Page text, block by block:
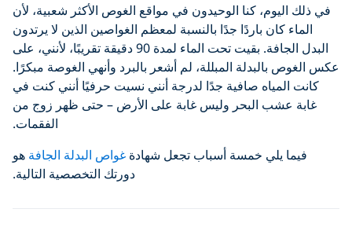
في ذلك اليوم، كنا الوحيدون في مواقع الغوص الأكثر شعبية، لأن
الماء كان باردًا جدًا بالنسبة لمعظم الغواصين الذين لا يرتدون
البدل الجافة. بقيت تحت الماء لمدة 90 دقيقة تقريبًا، لأنني، على
عكس الغوص بالبدلة المبللة، لم أشعر بالبرد وأنهي الغوصة مبكرًا.
كانت المياه صافية جدًا لدرجة أنني نسيت حرفيًا أنني كنت في
غابة عشب البحر وليس غابة على الأرض – حتى ظهر زوج من
الفقمات.
فيما يلي خمسة أسباب تجعل شهادة غواص البدلة الجافة هو
دورتك التخصصية التالية.